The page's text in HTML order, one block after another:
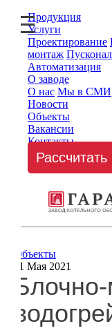
Продукция
Услуги
Проектирование
монтаж
Автоматизация
О заводе
О нас Мы в СМИ
Новости
Объекты
Вакансии
Контакты
Объекты
11 Мая 2021